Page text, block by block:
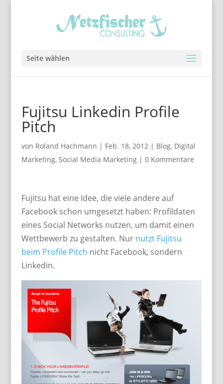
Seite wählen
Fujitsu Linkedin Profile
Pitch
von Roland Hachmann | Feb. 18, 2012| Blog, Digital
Marketing, Social Media Marketing| 0 Kommentare
Fujitsu hat eine Idee, die viele andere auf
Facebook schon umgesetzt haben: Profildaten
eines Social Networks nutzen, um damit einen
Wettbewerb zu gestalten. Nur nutzt Fujitsu
beim Profile Pitch nicht Facebook, sondern
Linkedin.